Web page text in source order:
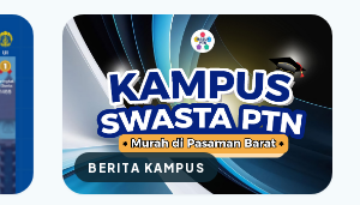
BERITA KAMPUS